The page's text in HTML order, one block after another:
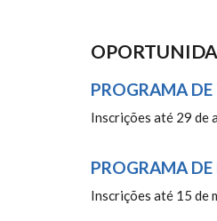
PROGRAMA
Inscrições até 29 de
PROGRAMA
Inscrições até 15 de